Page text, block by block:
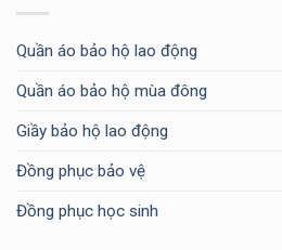
Quần áo bảo hộ lao động
Quần áo bảo hộ mùa đông
Giầy bảo hộ lao động
Đồng phục bảo vệ
Đồng phục học sinh